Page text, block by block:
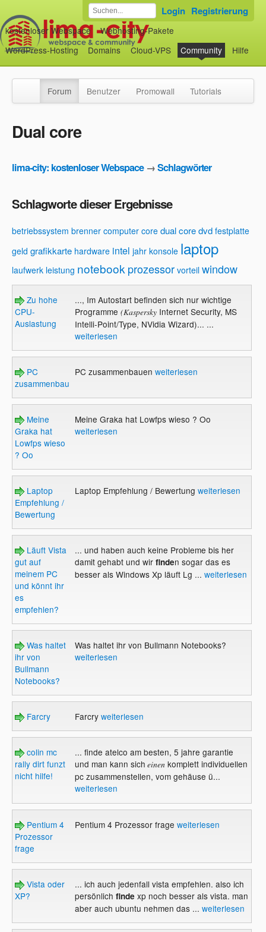
kostenloser Webspace
Webhosting-Pakete
WordPress-Hosting
Domains Cloud-VPS Community Hilfe
Login Registrierung
Forum Benutzer Promowall Tutorials
Dual core
lima-city: kostenloser Webspace→Schlagwörter
Schlagworte dieser Ergebnisse
betriebssystem brenner computer core dual coredvd festplatte
geld grafikkarte hardware intel jahr konsole laptop
laufwerk leistung notebook prozessor vorteil window
Zu hohe
CPU-
Auslastung
..., Im Autostart befinden sich nur wichtige
Programme (KasperskyInternet Security, MS
Intelli-Point/Type, NVidia Wizard)... ...
weiterlesen
PC
zusammenbauen
PC zusammenbauen weiterlesen
Meine
Graka hat
Lowfps wieso
? Oo
Meine Graka hat Lowfps wieso ? Oo
weiterlesen
Laptop
Empfehlung /
Bewertung
Laptop Empfehlung / Bewertung weiterlesen
Läuft Vista
gut auf
meinem PC
und könnt ihr
es
empfehlen?
... und haben auch keine Probleme bis her
damit gehabt und wirfinden sogar das es
besser als Windows Xp läuft Lg ... weiterlesen
Was haltet
ihr von
Bullmann
Notebooks?
Was haltet ihr von Bullmann Notebooks?
weiterlesen
Farcry Farcry weiterlesen
colin mc
rally dirt funzt
nicht hilfe!
... finde atelco am besten, 5 jahre garantie
und man kann sich einenkomplett individuellen
pc zusammenstellen, vom gehäuse ü...
weiterlesen
Pentium 4
Prozessor
frage
Pentium 4 Prozessor frage weiterlesen
Vista oder
XP?
... ich auch jedenfall vista empfehlen. also ich
persönlich finde xp noch besser als vista. man
aber auch ubuntu nehmen das ... weiterlesen